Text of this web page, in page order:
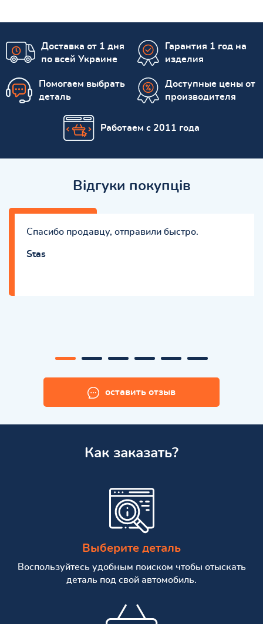
Доставка от 1 дня
по всей Украине
Гарантия 1 год на
изделия
Помогаем выбрать
деталь
Доступные цены от
производителя
Работаем с 2011 года
Відгуки покупців
Спасибо продавцу, отправили быстро.
Stas
оставить отзыв
Как заказать?
Выберите деталь
Воспользуйтесь удобным поиском чтобы отыскать
деталь под свой автомобиль.